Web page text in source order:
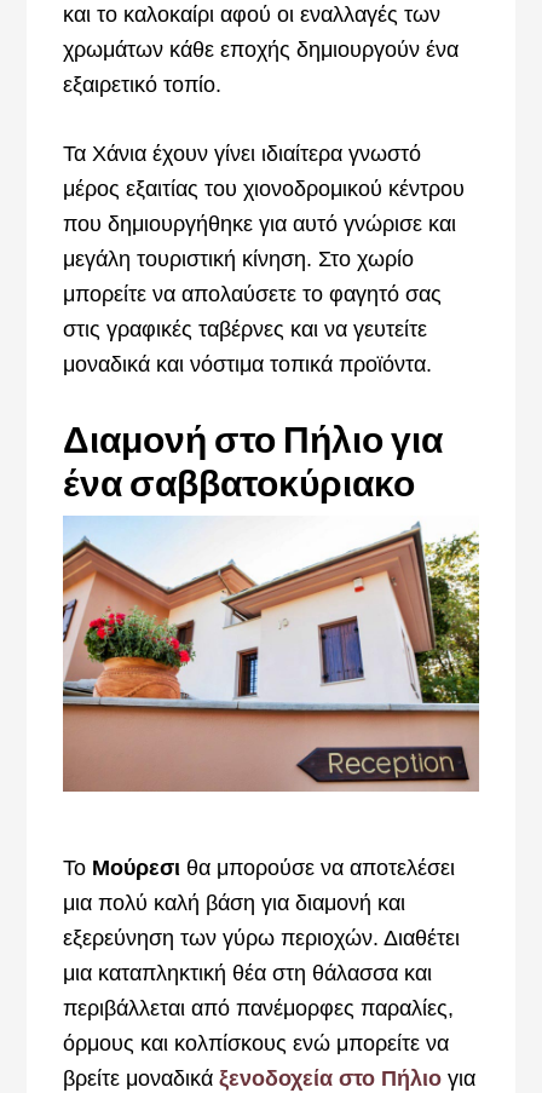
και το καλοκαίρι αφού οι εναλλαγές των
χρωμάτων κάθε εποχής δημιουργούν ένα
εξαιρετικό τοπίο.
Τα Χάνια έχουν γίνει ιδιαίτερα γνωστό
μέρος εξαιτίας του χιονοδρομικού κέντρου
που δημιουργήθηκε για αυτό γνώρισε και
μεγάλη τουριστική κίνηση. Στο χωρίο
μπορείτε να απολαύσετε το φαγητό σας
στις γραφικές ταβέρνες και να γευτείτε
μοναδικά και νόστιμα τοπικά προϊόντα.
Διαμονή στο Πήλιο για
ένα σαββατοκύριακο
Το Μούρεσι θα μπορούσε να αποτελέσει
μια πολύ καλή βάση για διαμονή και
εξερεύνηση των γύρω περιοχών. Διαθέτει
μια καταπληκτική θέα στη θάλασσα και
περιβάλλεται από πανέμορφες παραλίες,
όρμους και κολπίσκους ενώ μπορείτε να
βρείτε μοναδικάξενοδοχεία στο Πήλιο για